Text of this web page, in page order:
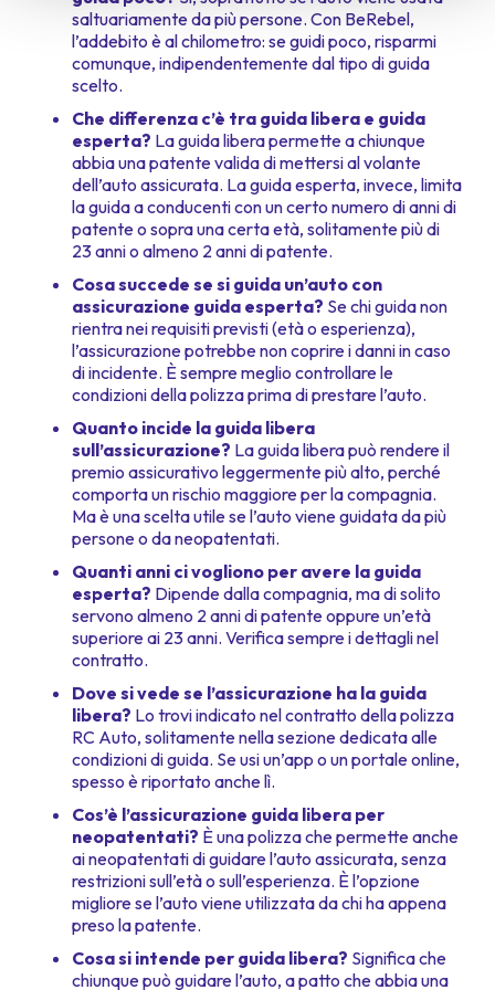
saltuariamente da più persone. Con BeRebel,
l’addebito è al chilometro: se guidi poco, risparmi
comunque, indipendentemente dal tipo di guida
scelto.
Che differenza c’è tra guida libera e guida
esperta? La guida libera permette a chiunque
abbia una patente valida di mettersi al volante
dell’auto assicurata. La guida esperta, invece, limita
la guida a conducenti con un certo numero di anni di
patente o sopra una certa età, solitamente più di
23 anni o almeno 2 anni di patente.
Cosa succede se si guida un’auto con
assicurazione guida esperta? Se chi guida non
rientra nei requisiti previsti (età o esperienza),
l’assicurazione potrebbe non coprire i danni in caso
di incidente. È sempre meglio controllare le
condizioni della polizza prima di prestare l’auto.
Quanto incide la guida libera
sull’assicurazione? La guida libera può rendere il
premio assicurativo leggermente più alto, perché
comporta un rischio maggiore per la compagnia.
Ma è una scelta utile se l’auto viene guidata da più
persone o da neopatentati.
Quanti anni ci vogliono per avere la guida
esperta? Dipende dalla compagnia, ma di solito
servono almeno 2 anni di patente oppure un’età
superiore ai 23 anni. Verifica sempre i dettagli nel
contratto.
Dove si vede se l’assicurazione ha la guida
libera? Lo trovi indicato nel contratto della polizza
RC Auto, solitamente nella sezione dedicata alle
condizioni di guida. Se usi un’app o un portale online,
spesso è riportato anche lì.
Cos’è l’assicurazione guida libera per
neopatentati? È una polizza che permette anche
ai neopatentati di guidare l’auto assicurata, senza
restrizioni sull’età o sull’esperienza. È l’opzione
migliore se l’auto viene utilizzata da chi ha appena
preso la patente.
Cosa si intende per guida libera? Significa che
chiunque può guidare l’auto, a patto che abbia una